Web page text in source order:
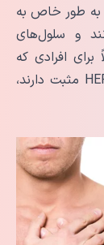
به طور خاص به
و سلول‌های
افرادی که
سرطان پستان با ویژگی‌های خاص مانند HER2 مثبت دارند،